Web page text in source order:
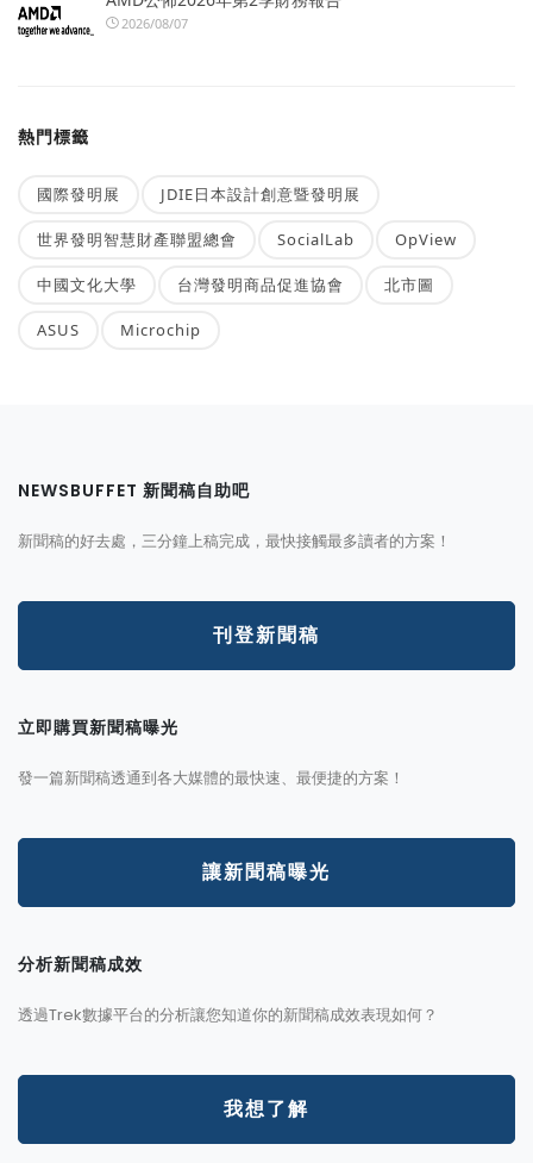
2026/08/07
熱門標籤
國際發明展 JDIE日本設計創意暨發明展
世界發明智慧財產聯盟總會 SocialLab OpView
中國文化大學 台灣發明商品促進協會 北市圖
ASUS Microchip
NEWSBUFFET 新聞稿自助吧
新聞稿的好去處，三分鐘上稿完成，最快接觸最多讀者的方案！
刊登新聞稿
立即購買新聞稿曝光
發一篇新聞稿透通到各大媒體的最快速、最便捷的方案！
讓新聞稿曝光
分析新聞稿成效
透過Trek數據平台的分析讓您知道你的新聞稿成效表現如何？
我想了解